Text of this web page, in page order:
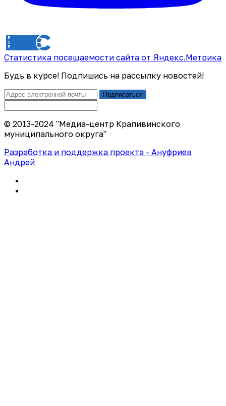
Статистика посещаемости сайта от Яндекс.Метрика
Будь в курсе! Подпишись на рассылку новостей!
Подписаться
© 2013-2024 "Медиа-центр Крапивинского
муниципального округа"
Разработка и поддержка проекта - Ануфриев
Андрей